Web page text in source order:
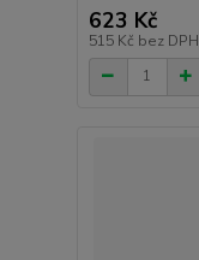
623 Kč
515 Kč bez DPH